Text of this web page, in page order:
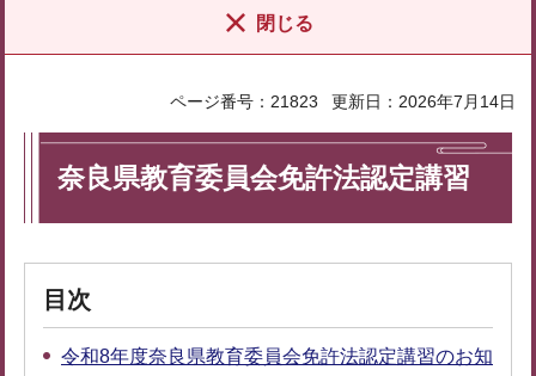
閉じる
ページ番号：21823 更新日：2026年7月14日
奈良県教育委員会免許法認定講習
目次
令和8年度奈良県教育委員会免許法認定講習のお知